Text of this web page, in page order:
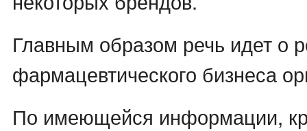
Главным образом речь идет о
фармацевтического бизнеса
По имеющейся информации,